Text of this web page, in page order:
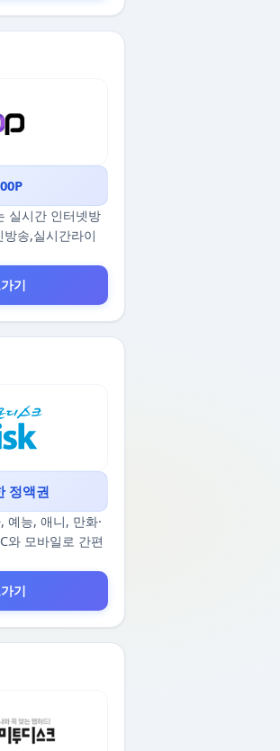
실시간 인터넷방
송,실시간라이
기
정액권
예능, 애니, 만화·
와 모바일로 간편
기